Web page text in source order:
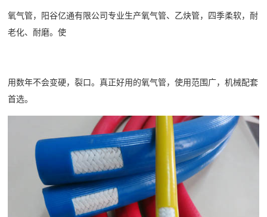
氧气管，阳谷亿通有限公司专业生产氧气管、乙炔管，四季柔软，耐
老化、耐磨。使
用数年不会变硬，裂口。真正好用的氧气管，使用范围广，机械配套
首选。